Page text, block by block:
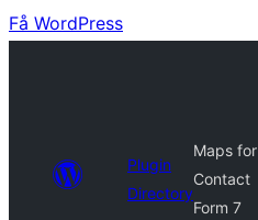
Få WordPress
Plugin
Directory
Maps for
Contact
Form 7